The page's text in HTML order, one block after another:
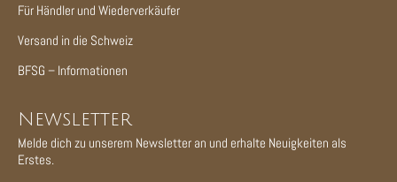
Für Händler und Wiederverkäufer
Versand in die Schweiz
BFSG – Informationen
Newsletter
Melde dich zu unserem Newsletter an und erhalte Neuigkeiten als
Erstes.